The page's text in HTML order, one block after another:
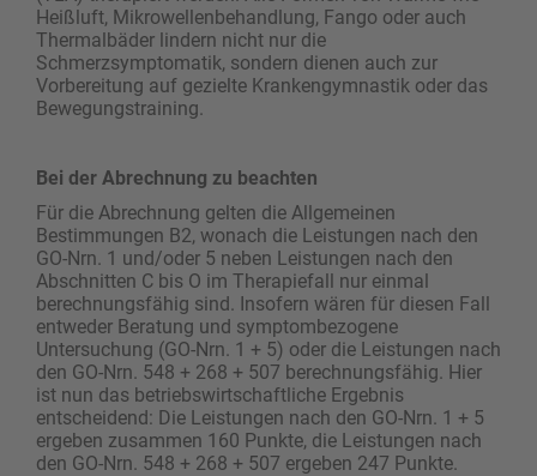
Heißluft, Mikrowellenbehandlung, Fango oder auch
Thermalbäder lindern nicht nur die
Schmerzsymptomatik, sondern dienen auch zur
Vorbereitung auf gezielte Krankengymnastik oder das
Bewegungstraining.
Bei der Abrechnung zu beachten
Für die Abrechnung gelten die Allgemeinen
Bestimmungen B2, wonach die Leistungen nach den
GO-Nrn. 1 und/oder 5 neben Leistungen nach den
Abschnitten C bis O im Therapiefall nur einmal
berechnungsfähig sind. Insofern wären für diesen Fall
entweder Beratung und symptombezogene
Untersuchung (GO-Nrn. 1 + 5) oder die Leistungen nach
den GO-Nrn. 548 + 268 + 507 berechnungsfähig. Hier
ist nun das betriebswirtschaftliche Ergebnis
entscheidend: Die Leistungen nach den GO-Nrn. 1 + 5
ergeben zusammen 160 Punkte, die Leistungen nach
den GO-Nrn. 548 + 268 + 507 ergeben 247 Punkte.